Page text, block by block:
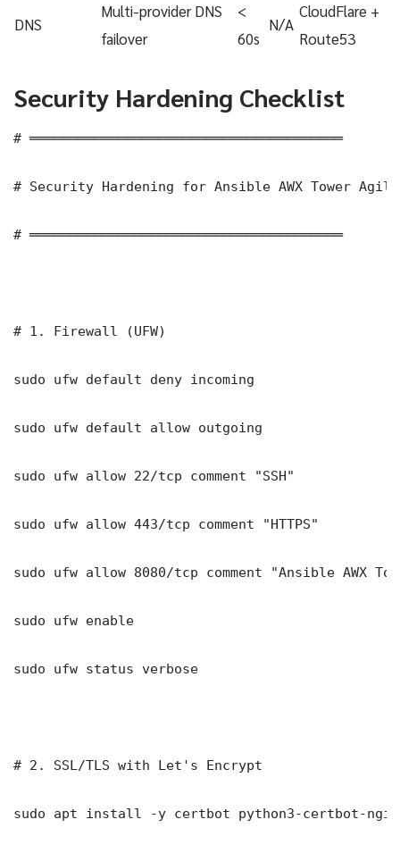
DNS
Multi-provider DNS
failover
<
60s
N/A
CloudFlare +
Route53
Security Hardening Checklist
# ═══════════════════════════════════════
# Security Hardening for Ansible AWX Tower Agile
# ═══════════════════════════════════════
# 1. Firewall (UFW)
sudo ufw default deny incoming
sudo ufw default allow outgoing
sudo ufw allow 22/tcp comment "SSH"
sudo ufw allow 443/tcp comment "HTTPS"
sudo ufw allow 8080/tcp comment "Ansible AWX
sudo ufw enable
sudo ufw status verbose
# 2. SSL/TLS with Let's Encrypt
sudo apt install -y certbot python3-certbot-